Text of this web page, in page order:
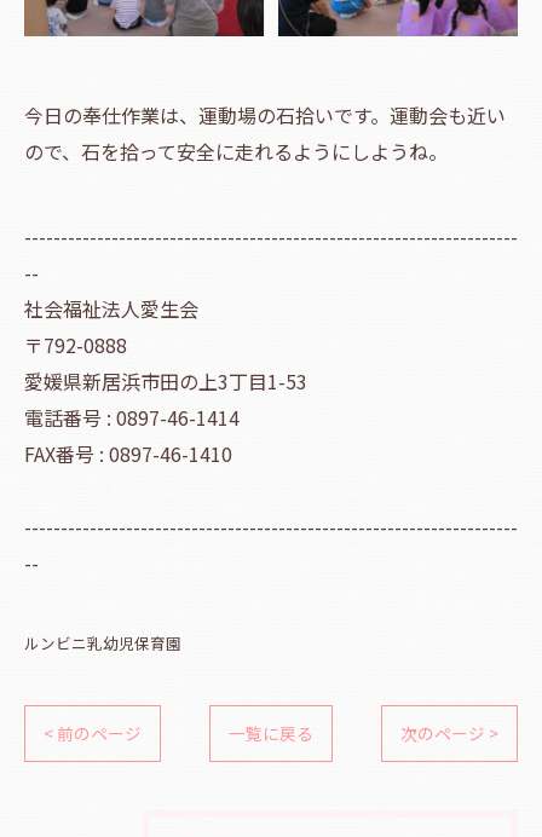
今日の奉仕作業は、運動場の石拾いです。運動会も近い
ので、石を拾って安全に走れるようにしようね。
--------------------------------------------------------------------
--
社会福祉法人愛生会
〒792-0888
愛媛県新居浜市田の上3丁目1-53
電話番号 : 0897-46-1414
FAX番号 : 0897-46-1410
--------------------------------------------------------------------
--
ルンビニ乳幼児保育園
< 前のページ 一覧に戻る 次のページ >